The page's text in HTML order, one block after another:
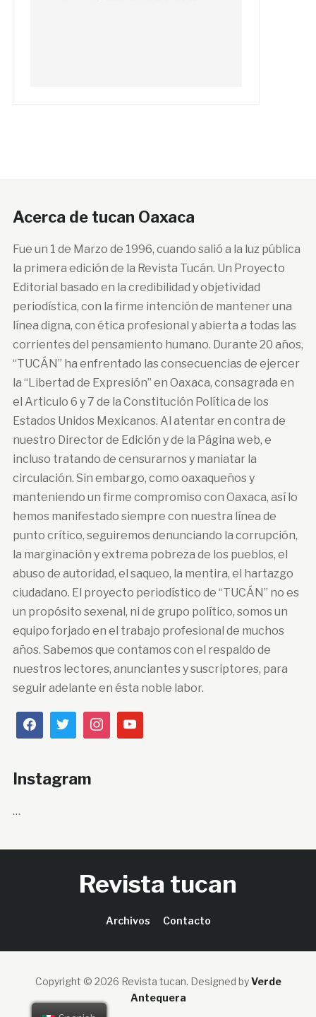
Acerca de tucan Oaxaca
Fue un 1 de Marzo de 1996, cuando salió a la luz pública
la primera edición de la Revista Tucán. Un Proyecto
Editorial basado en la credibilidad y objetividad
periodística, con la firme intención de mantener una
línea digna, con ética profesional y abierta a todas las
corrientes del pensamiento humano. Durante 20 años,
“TUCÁN” ha enfrentado las consecuencias de ejercer
la “Libertad de Expresión” en Oaxaca, consagrada en
el Articulo 6 y 7 de la Constitución Política de los
Estados Unidos Mexicanos. Al atentar en contra de
nuestro Director de Edición y de la Página web, e
incluso tratando de censurarnos y maniatar la
circulación. Sin embargo, como oaxaqueños y
manteniendo un firme compromiso con Oaxaca, así lo
hemos manifestado siempre con nuestra línea de
punto crítico, seguiremos denunciando la corrupción,
la marginación y extrema pobreza de los pueblos, el
abuso de autoridad, el saqueo, la mentira, el hartazgo
ciudadano. El proyecto periodístico de “TUCÁN” no es
un propósito sexenal, ni de grupo político, somos un
equipo forjado en el trabajo profesional de muchos
años. Sabemos que contamos con el respaldo de
nuestros lectores, anunciantes y suscriptores, para
seguir adelante en ésta noble labor.
Instagram
…
Revista tucan
Archivos Contacto
Copyright © 2026 Revista tucan. Designed byVerde
Antequera